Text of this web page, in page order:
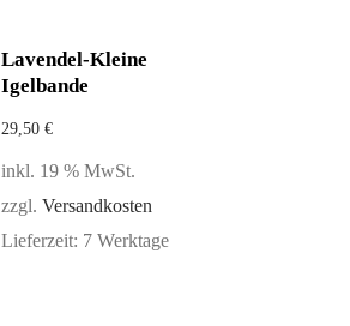
Lavendel-Kleine
Igelbande
29,50 €
inkl. 19 % MwSt.
zzgl. Versandkosten
Lieferzeit: 7 Werktage